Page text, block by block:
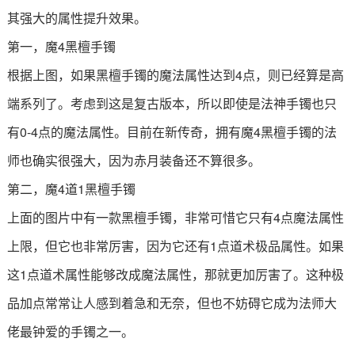
其强大的属性提升效果。
第一，魔4黑檀手镯
根据上图，如果黑檀手镯的魔法属性达到4点，则已经算是高
端系列了。考虑到这是复古版本，所以即使是法神手镯也只
有0-4点的魔法属性。目前在新传奇，拥有魔4黑檀手镯的法
师也确实很强大，因为赤月装备还不算很多。
第二，魔4道1黑檀手镯
上面的图片中有一款黑檀手镯，非常可惜它只有4点魔法属性
上限，但它也非常厉害，因为它还有1点道术极品属性。如果
这1点道术属性能够改成魔法属性，那就更加厉害了。这种极
品加点常常让人感到着急和无奈，但也不妨碍它成为法师大
佬最钟爱的手镯之一。